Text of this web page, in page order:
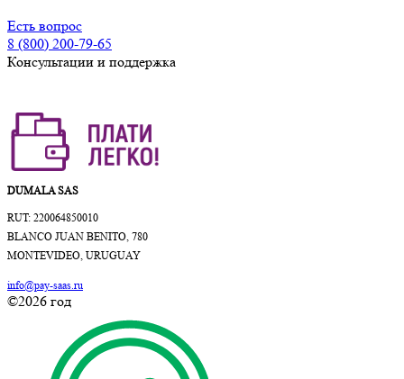
Есть вопрос
8 (800) 200-79-65
Консультации и поддержка
DUMALA SAS
RUT: 220064850010
BLANCO JUAN BENITO, 780
MONTEVIDEO, URUGUAY
info@pay-saas.ru
©2026 год